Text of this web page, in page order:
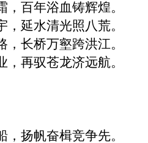
，百年浴血铸辉煌。
，延水清光照八荒。
，长桥万壑跨洪江。
，再驭苍龙济远航。
，扬帆奋楫竞争先。